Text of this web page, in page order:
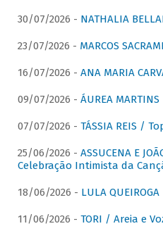
30/07/2026 - NATHALIA
23/07/2026 - MARCOS
16/07/2026 - ANA MARIA
09/07/2026 - ÁUREA
07/07/2026 - TÁSSIA REIS /
25/06/2026 - ASSUCENA E
Celebração Intimista da
18/06/2026 - LULA
11/06/2026 - TORI / Areia e